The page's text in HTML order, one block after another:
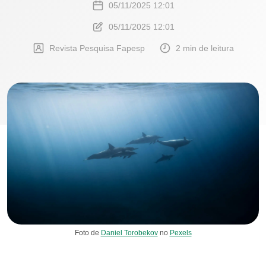
05/11/2025 12:01
05/11/2025 12:01
Revista Pesquisa Fapesp 2 min de leitura
Foto de Daniel Torobekovno Pexels